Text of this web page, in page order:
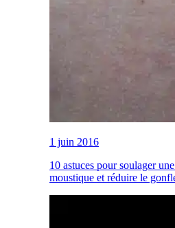
1 juin 2016
10 astuces pour soulager
moustique et réduire le